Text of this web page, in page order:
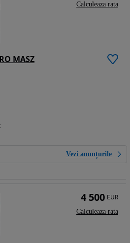
MASZ
Vezi anunțurile
Calculeaza rata
4 500 EUR
Calculeaza rata